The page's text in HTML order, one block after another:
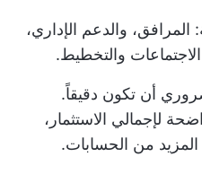
المرافق، والدعم الإداري،
والتخطيط.
أن تكون دقيقاً.
لإجمالي الاستثمار،
من الحسابات.